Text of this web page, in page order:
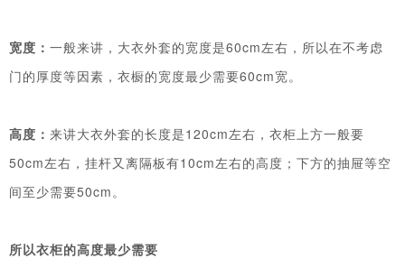
宽度： 一般来讲，大衣外套的宽度是60cm左右，所以在不考虑
门的厚度等因素，衣橱的宽度最少需要60cm宽。
高度： 来讲大衣外套的长度是120cm左右，衣柜上方一般要
50cm左右，挂杆又离隔板有10cm左右的高度； 下方的抽屉等空
间至少需要50cm。
所以衣柜的高度最少需要